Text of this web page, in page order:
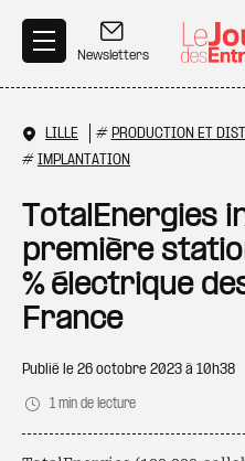
Newsletters
LILLE # PRODUCTION ET
# IMPLANTATION
TotalEnergies
première
% électrique
France
Publié le 26 octobre 2023 à 10h38
1 min de lecture